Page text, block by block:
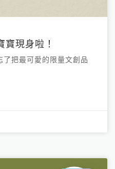
現身啦！
把最可愛的限量文創品